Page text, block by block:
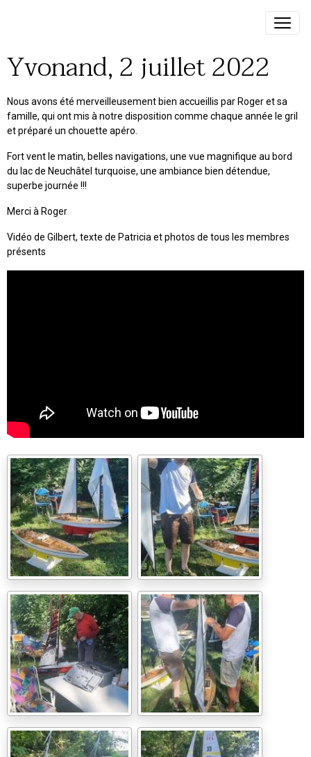
Yvonand, 2 juillet 2022
Nous avons été merveilleusement bien accueillis par Roger et sa
famille, qui ont mis à notre disposition comme chaque année le gril
et préparé un chouette apéro.
Fort vent le matin, belles navigations, une vue magnifique au bord
du lac de Neuchâtel turquoise, une ambiance bien détendue,
superbe journée !!!
Merci à Roger
Vidéo de Gilbert, texte de Patricia et photos de tous les membres
présents